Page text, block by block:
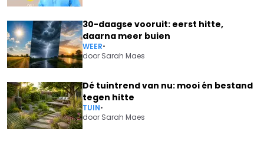
30-daagse vooruit: eerst hitte,
daarna meer buien
WEER•
door Sarah Maes
Dé tuintrend van nu: mooi én bestand
tegen hitte
TUIN•
door Sarah Maes